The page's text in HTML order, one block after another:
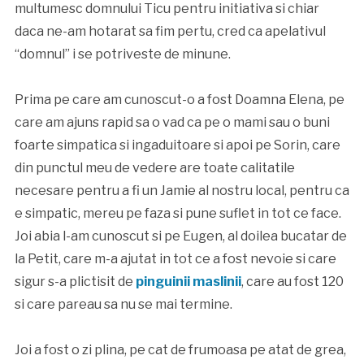
multumesc domnului Ticu pentru initiativa si chiar
daca ne-am hotarat sa fim pertu, cred ca apelativul
“domnul” i se potriveste de minune.
Prima pe care am cunoscut-o a fost Doamna Elena, pe
care am ajuns rapid sa o vad ca pe o mami sau o buni
foarte simpatica si ingaduitoare si apoi pe Sorin, care
din punctul meu de vedere are toate calitatile
necesare pentru a fi un Jamie al nostru local, pentru ca
e simpatic, mereu pe faza si pune suflet in tot ce face.
Joi abia l-am cunoscut si pe Eugen, al doilea bucatar de
la Petit, care m-a ajutat in tot ce a fost nevoie si care
sigur s-a plictisit de pinguinii maslinii, care au fost 120
si care pareau sa nu se mai termine.
Joi a fost o zi plina, pe cat de frumoasa pe atat de grea,